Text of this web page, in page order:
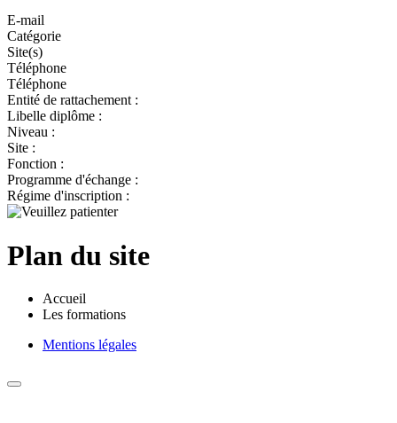
E-mail
Catégorie
Site(s)
Téléphone
Téléphone
Entité de rattachement :
Libelle diplôme :
Niveau :
Site :
Fonction :
Programme d'échange :
Régime d'inscription :
Plan du site
Accueil
Les formations
Mentions légales